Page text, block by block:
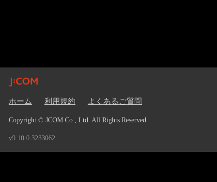
ホーム 利用規約 よくあるご質問
Copyright © JCOM Co., Ltd. All Rights Reserved.
v9.10.0.3233062